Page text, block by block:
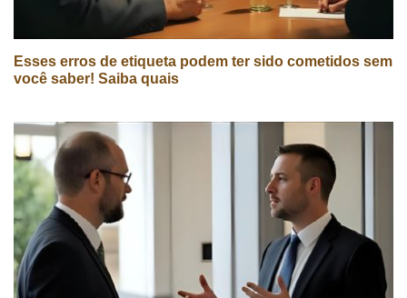
Esses erros de etiqueta podem ter sido cometidos sem
você saber! Saiba quais